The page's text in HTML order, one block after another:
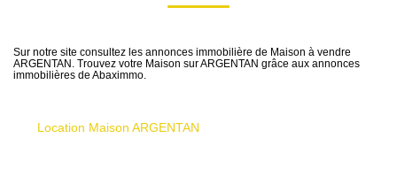
NOTRE AGENCE
Créer une alerte
Sur notre site consultez les annonces immobilière de Maison à vendre
ARGENTAN. Trouvez votre Maison sur ARGENTAN grâce aux annonces
immobilières de Abaximmo.
Location Maison ARGENTAN